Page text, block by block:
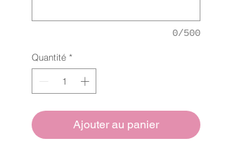
0/500
Quantité *
Ajouter au panier